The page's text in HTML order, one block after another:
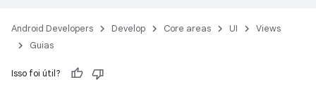
Android Developers Develop Core areas UI
Views
Guias
Isso foi útil?